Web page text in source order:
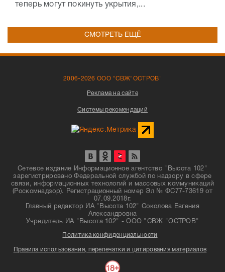
теперь могут покинуть укрытия,...
СМОТРЕТЬ ЕЩЁ
2006-2026 ООО "СВЖ"ОСТРОВ"
Реклама на сайте
Системы рекомендаций
Сетевое издание Информационное агентство "Высота 102"
зарегистрировано Федеральной службой по надзору в сфере
связи, информационных технологий и массовых коммуникаций
(Роскомнадзор). Регистрационный номер Эл № ФС77-73619 от
07.09.2018г.
Главный редактор ИА "Высота 102" Соколова Евгения
Александровна
Учредитель ИА "Высота 102" - ООО "СВЖ "ОСТРОВ"
Политика конфиденциальности
Правила использования, перепечатки и цитирования материалов